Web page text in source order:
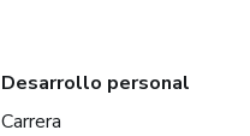
Desarrollo personal
Carrera